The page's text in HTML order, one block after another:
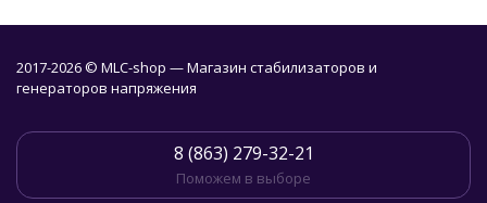
2017-2026 © MLC-shop — Магазин стабилизаторов и
генераторов напряжения
8 (863) 279-32-21
Поможем в выборе